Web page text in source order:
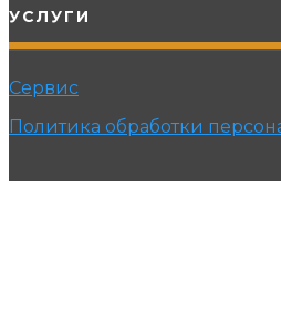
УСЛУГИ
Сервис
Политика обработки